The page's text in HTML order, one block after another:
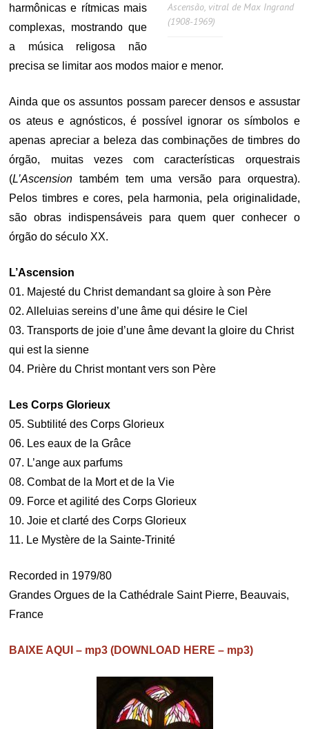
Ascensão, vitral de Max Ingrand
(1908-1969)
harmônicas e rítmicas mais
complexas, mostrando que
a música religosa não
precisa se limitar aos modos maior e menor.
Ainda que os assuntos possam parecer densos e assustar
os ateus e agnósticos, é possível ignorar os símbolos e
apenas apreciar a beleza das combinações de timbres do
órgão, muitas vezes com características orquestrais
(L’Ascension também tem uma versão para orquestra).
Pelos timbres e cores, pela harmonia, pela originalidade,
são obras indispensáveis para quem quer conhecer o
órgão do século XX.
L’Ascension
01. Majesté du Christ demandant sa gloire à son Père
02. Alleluias sereins d’une âme qui désire le Ciel
03. Transports de joie d’une âme devant la gloire du Christ
qui est la sienne
04. Prière du Christ montant vers son Père
Les Corps Glorieux
05. Subtilité des Corps Glorieux
06. Les eaux de la Grâce
07. L’ange aux parfums
08. Combat de la Mort et de la Vie
09. Force et agilité des Corps Glorieux
10. Joie et clarté des Corps Glorieux
11. Le Mystère de la Sainte-Trinité
Recorded in 1979/80
Grandes Orgues de la Cathédrale Saint Pierre, Beauvais,
France
BAIXE AQUI – mp3 (DOWNLOAD HERE – mp3)